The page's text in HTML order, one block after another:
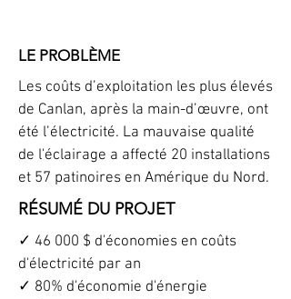
LE PROBLÈME
Les coûts d’exploitation les plus élevés
de Canlan, après la main-d’œuvre, ont
été l’électricité. La mauvaise qualité
de l'éclairage a affecté 20 installations
et 57 patinoires en Amérique du Nord.
RÉSUMÉ DU PROJET
✓ 46 000 $ d'économies en coûts
d'électricité par an
✓ 80% d'économie d'énergie